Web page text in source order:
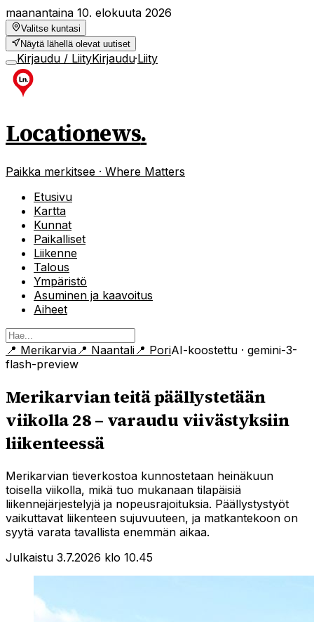
maanantaina 10. elokuuta 2026
Valitse kuntasi
Näytä lähellä olevat uutiset
Kirjaudu / LiityKirjaudu·Liity
Locationews.
Paikka merkitsee · Where Matters
Etusivu
Kartta
Kunnat
Paikalliset
Liikenne
Talous
Ympäristö
Asuminen ja kaavoitus
Aiheet
📍 Merikarvia 📍 Naantali 📍 PoriAI-koostettu · gemini-3-
flash-preview
Merikarvian teitä päällystetään
viikolla 28 – varaudu viivästyksiin
liikenteessä
Merikarvian tieverkostoa kunnostetaan heinäkuun
toisella viikolla, mikä tuo mukanaan tilapäisiä
liikennejärjestelyjä ja nopeusrajoituksia. Päällystystyöt
vaikuttavat liikenteen sujuvuuteen, ja matkantekoon on
syytä varata tavallista enemmän aikaa.
Julkaistu 3.7.2026 klo 10.45